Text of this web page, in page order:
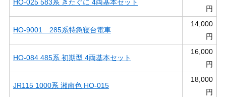
HO-025 583系 きたぐに 4両基本セット
円
HO-9001 285系特急寝台電車
14,000
円
HO-084 485系 初期型 4両基本セット
16,000
円
JR115 1000系 湘南色 HO-015
18,000
円